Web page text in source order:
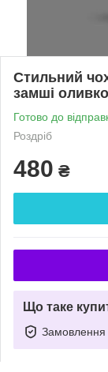
Стильний
замші
Готово до
Роздріб
480 ₴
Що таке
Замовлення